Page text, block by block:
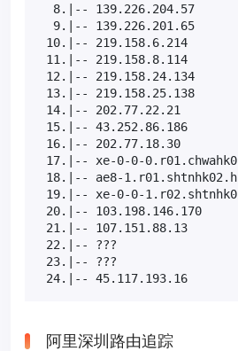
8.|-- 139.226.204.57
9.|-- 139.226.201.65
10.|-- 219.158.6.214
11.|-- 219.158.8.114
12.|-- 219.158.24.134
13.|-- 219.158.25.138
14.|-- 202.77.22.21
15.|-- 43.252.86.186
16.|-- 202.77.18.30
17.|-- xe-0-0-
18.|-- ae8-
19.|-- xe-0-0-
20.|-- 103.198.146.170
21.|-- 107.151.88.13
22.|-- ???
23.|-- ???
24.|-- 45.117.193.16
阿里深圳路由追踪